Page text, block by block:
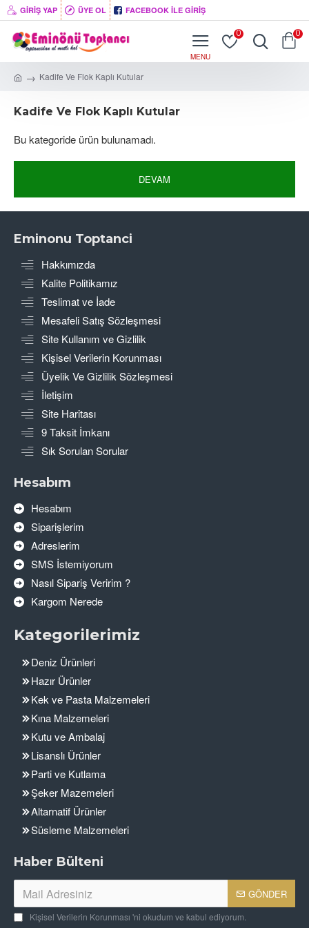
GIRIŞ YAP ÜYE OL FACEBOOK İLE GIRIŞ
0 0
Kadife Ve Flok Kaplı Kutular
Kadife Ve Flok Kaplı Kutular
Bu kategoride ürün bulunamadı.
DEVAM
Eminonu Toptanci
Hakkımızda
Kalite Politikamız
Teslimat ve İade
Mesafeli Satış Sözleşmesi
Site Kullanım ve Gizlilik
Kişisel Verilerin Korunması
Üyelik Ve Gizlilik Sözleşmesi
İletişim
Site Haritası
9 Taksit İmkanı
Sık Sorulan Sorular
Hesabım
Hesabım
Siparişlerim
Adreslerim
SMS İstemiyorum
Nasıl Sipariş Veririm ?
Kargom Nerede
Kategorilerimiz
Deniz Ürünleri
Hazır Ürünler
Kek ve Pasta Malzemeleri
Kına Malzemeleri
Kutu ve Ambalaj
Lisanslı Ürünler
Parti ve Kutlama
Şeker Mazemeleri
Altarnatif Ürünler
Süsleme Malzemeleri
Haber Bülteni
GÖNDER
Kişisel Verilerin Korunması 'ni okudum ve kabul ediyorum.